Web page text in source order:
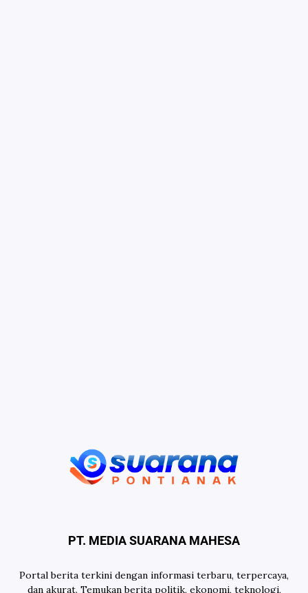
PT. MEDIA SUARANA MAHESA
Portal berita terkini dengan informasi terbaru, terpercaya,
dan akurat. Temukan berita politik, ekonomi, teknologi,